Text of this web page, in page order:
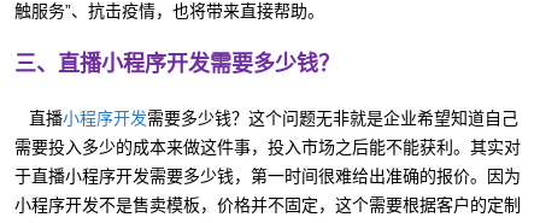
触服务”、抗击疫情，也将带来直接帮助。
三、直播小程序开发需要多少钱？
直播小程序开发需要多少钱？这个问题无非就是企业希望知道自己
需要投入多少的成本来做这件事，投入市场之后能不能获利。其实对
于直播小程序开发需要多少钱，第一时间很难给出准确的报价。因为
小程序开发不是售卖模板，价格并不固定，这个需要根据客户的定制